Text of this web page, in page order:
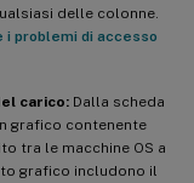
delle colonne.
i problemi di accesso
carico: Dalla scheda
grafico contenente
tra le macchine OS a
grafico includono il